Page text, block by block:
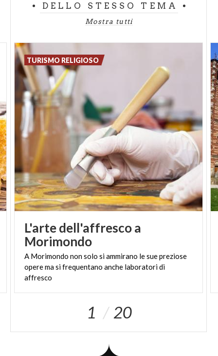
DELLO STESSO TEMA
Mostra tutti
L'arte dell'affresco a
Morimondo
A Morimondo non solo si ammirano le sue preziose
opere ma si frequentano anche laboratori di
affresco
TURISMO RELIGIOSO
1 20